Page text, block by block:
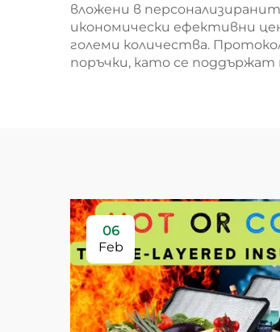
вложени в
икономически ефективни
големи количества.
поръчки, като се
06
Feb